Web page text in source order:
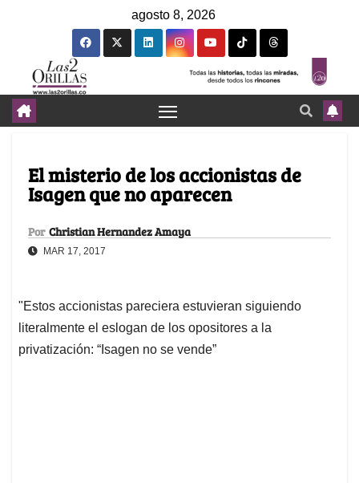
agosto 8, 2026
El misterio de los accionistas de
Isagen que no aparecen
Por Christian Hernandez Amaya
MAR 17, 2017
"Estos accionistas pareciera estuvieran siguiendo
literalmente el eslogan de los opositores a la
privatización: “Isagen no se vende”